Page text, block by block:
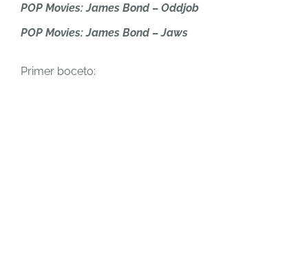
POP Movies: James Bond – Oddjob
POP Movies: James Bond – Jaws
Primer boceto: